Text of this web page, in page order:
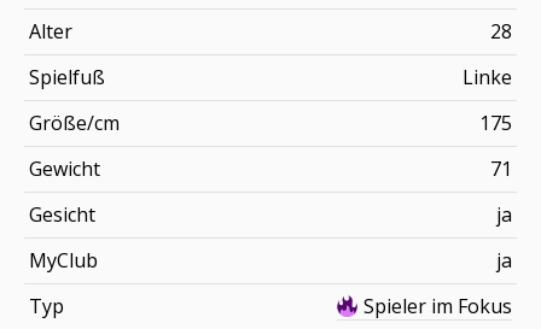
Alter
28
Spielfuß
Linke
Größe/cm
175
Gewicht
71
Gesicht
ja
MyClub
ja
Typ
Spieler im Fokus